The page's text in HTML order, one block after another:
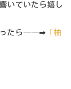
いていたら嬉し
ったら――➡ 「柚